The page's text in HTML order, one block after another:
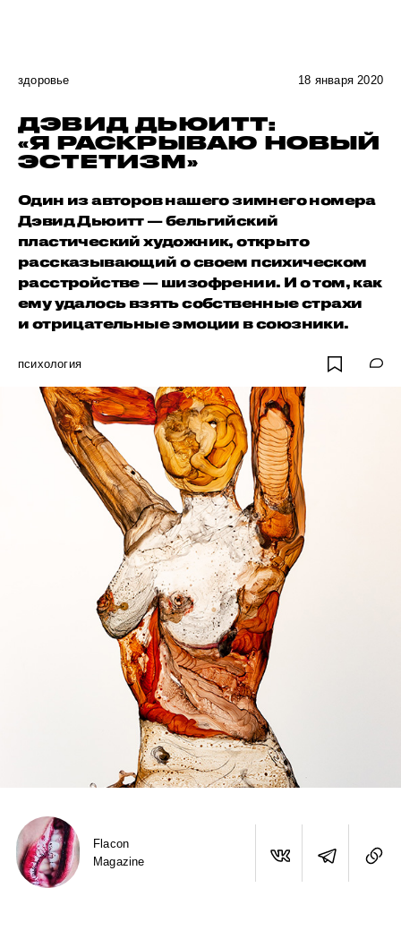
здоровье 18 января 2020
ДЭВИД ДЬЮИТТ:
«Я РАСКРЫВАЮ НОВЫЙ
ЭСТЕТИЗМ»
Один из авторов нашего зимнего номера
Дэвид Дьюитт — бельгийский
пластический художник, открыто
рассказывающий о своем психическом
расстройстве — шизофрении. И о том, как
ему удалось взять собственные страхи
и отрицательные эмоции в союзники.
психология
Flacon
Magazine